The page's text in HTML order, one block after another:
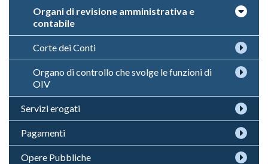
Organi di revisione amministrativa e
contabile
Corte dei Conti
Organo di controllo che svolge le funzioni di
OIV
Servizi erogati
Pagamenti
Opere Pubbliche